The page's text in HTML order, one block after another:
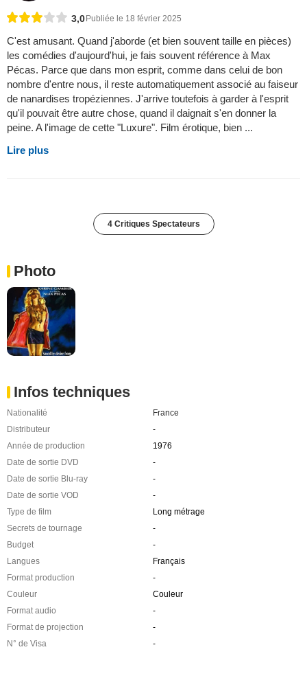
3,0 Publiée le 18 février 2025
C'est amusant. Quand j'aborde (et bien souvent taille en pièces)
les comédies d'aujourd'hui, je fais souvent référence à Max
Pécas. Parce que dans mon esprit, comme dans celui de bon
nombre d'entre nous, il reste automatiquement associé au faiseur
de nanardises tropéziennes. J'arrive toutefois à garder à l'esprit
qu'il pouvait être autre chose, quand il daignait s'en donner la
peine. A l'image de cette "Luxure". Film érotique, bien ...
Lire plus
4 Critiques Spectateurs
Photo
Infos techniques
Nationalité
France
Distributeur
-
Année de production
1976
Date de sortie DVD
-
Date de sortie Blu-ray
-
Date de sortie VOD
-
Type de film
Long métrage
Secrets de tournage
-
Budget
-
Langues
Français
Format production
-
Couleur
Couleur
Format audio
-
Format de projection
-
N° de Visa
-